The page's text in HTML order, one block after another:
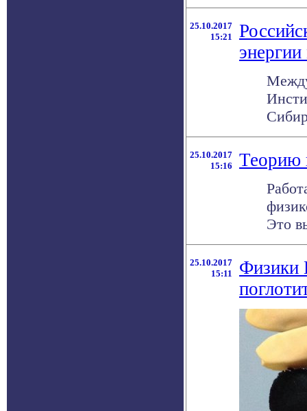
25.10.2017
15:21
25.10.2017
15:16
Теорию
Это
25.10.2017
15:11
Физики